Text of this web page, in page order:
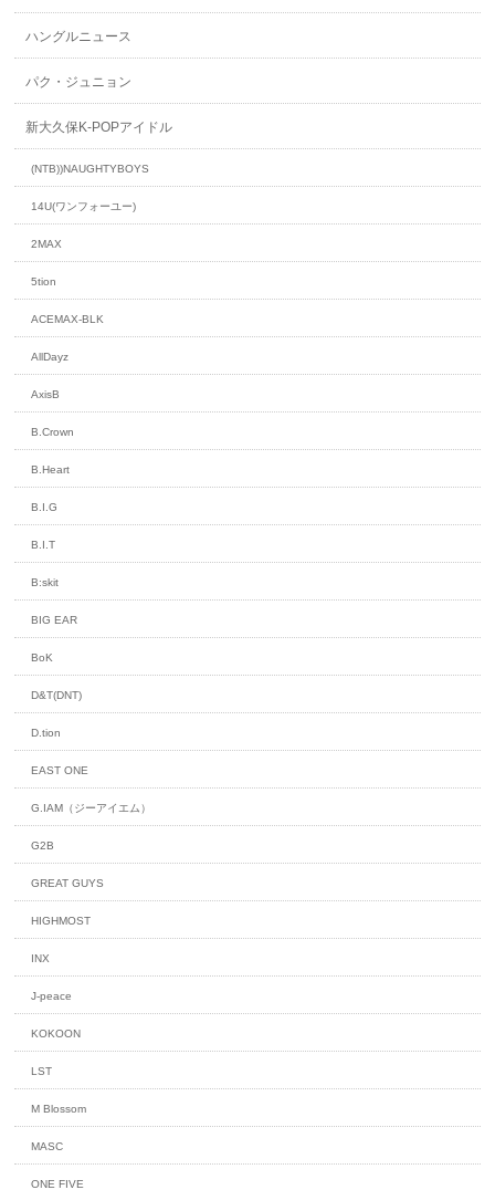
ハングルニュース
パク・ジュニョン
新大久保K-POPアイドル
(NTB))NAUGHTYBOYS
14U(ワンフォーユー)
2MAX
5tion
ACEMAX-BLK
AllDayz
AxisB
B.Crown
B.Heart
B.I.G
B.I.T
B:skit
BIG EAR
BoK
D&T(DNT)
D.tion
EAST ONE
G.IAM（ジーアイエム）
G2B
GREAT GUYS
HIGHMOST
INX
J-peace
KOKOON
LST
M Blossom
MASC
ONE FIVE